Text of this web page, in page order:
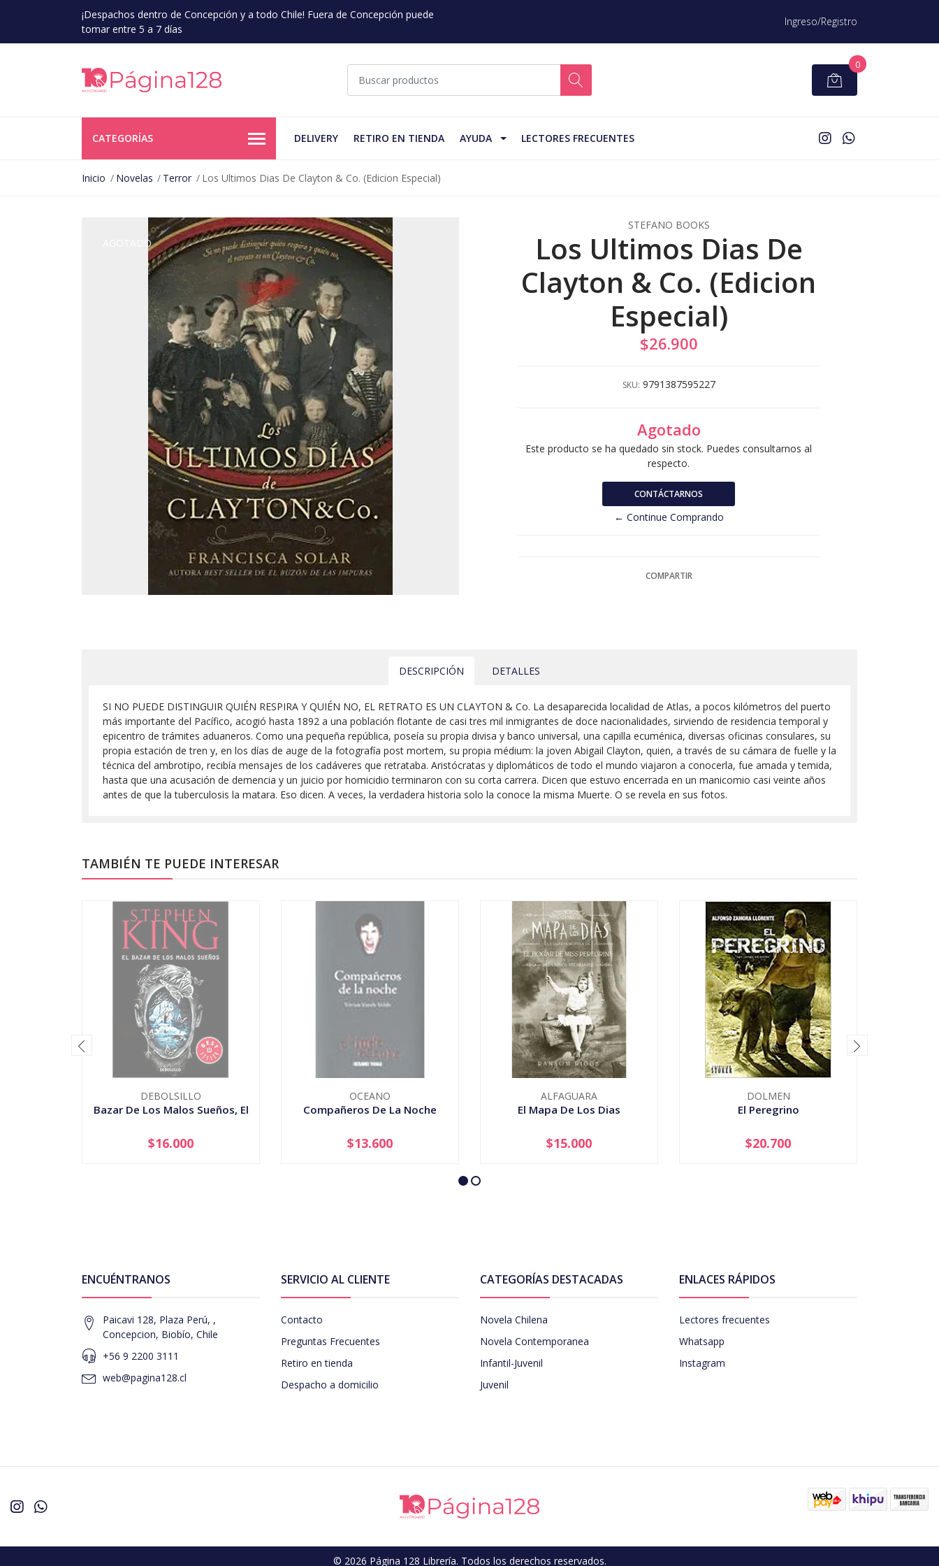
¡Despachos dentro de Concepción y a todo Chile! Fuera de Concepción puede
tomar entre 5 a 7 días
Ingreso/Registro
0
CATEGORÍAS DELIVERY RETIRO EN TIENDA AYUDA LECTORES FRECUENTES
Inicio Novelas Terror Los Ultimos Dias De Clayton & Co. (Edicion Especial)
AGOTADO
STEFANO BOOKS
Los Ultimos Dias De
Clayton & Co. (Edicion
Especial)
$26.900
SKU: 9791387595227
Agotado
Este producto se ha quedado sin stock. Puedes consultarnos al
respecto.
CONTÁCTARNOS
← Continue Comprando
COMPARTIR
DESCRIPCIÓN DETALLES
SI NO PUEDE DISTINGUIR QUIÉN RESPIRA Y QUIÉN NO, EL RETRATO ES UN CLAYTON & Co. La desaparecida localidad de Atlas, a pocos kilómetros del puerto
más importante del Pacífico, acogió hasta 1892 a una población flotante de casi tres mil inmigrantes de doce nacionalidades, sirviendo de residencia temporal y
epicentro de trámites aduaneros. Como una pequeña república, poseía su propia divisa y banco universal, una capilla ecuménica, diversas oficinas consulares, su
propia estación de tren y, en los días de auge de la fotografía post mortem, su propia médium: la joven Abigail Clayton, quien, a través de su cámara de fuelle y la
técnica del ambrotipo, recibía mensajes de los cadáveres que retrataba. Aristócratas y diplomáticos de todo el mundo viajaron a conocerla, fue amada y temida,
hasta que una acusación de demencia y un juicio por homicidio terminaron con su corta carrera. Dicen que estuvo encerrada en un manicomio casi veinte años
antes de que la tuberculosis la matara. Eso dicen. A veces, la verdadera historia solo la conoce la misma Muerte. O se revela en sus fotos.
TAMBIÉN TE PUEDE INTERESAR
DEBOLSILLO
Bazar De Los Malos Sueños, El
AGOTADO
$16.000
OCEANO
Compañeros De La Noche
AGOTADO
$13.600
ALFAGUARA
El Mapa De Los Dias
+
$15.000
DOLMEN
El Peregrino
+
$20.700
ENCUÉNTRANOS
Paicavi 128, Plaza Perú, ,
Concepcion, Biobío, Chile
+56 9 2200 3111
web@pagina128.cl
SERVICIO AL CLIENTE
Contacto
Preguntas Frecuentes
Retiro en tienda
Despacho a domicilio
CATEGORÍAS DESTACADAS
Novela Chilena
Novela Contemporanea
Infantil-Juvenil
Juvenil
ENLACES RÁPIDOS
Lectores frecuentes
Whatsapp
Instagram
© 2026 Página 128 Librería. Todos los derechos reservados.